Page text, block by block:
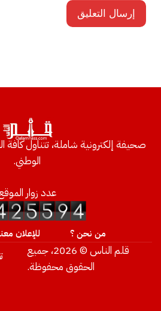
صحيفة إلكترونية شاملة، تتناول كافة
الوطني.
عدد زوار
من نحن ؟ للإعلان
قلم الناس © 2026، جميع
الحقوق محفوظة.